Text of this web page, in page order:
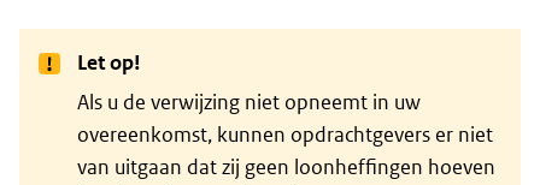
Let op!
Als u de verwijzing niet opneemt in uw
overeenkomst, kunnen opdrachtgevers er niet
van uitgaan dat zij geen loonheffingen hoeven